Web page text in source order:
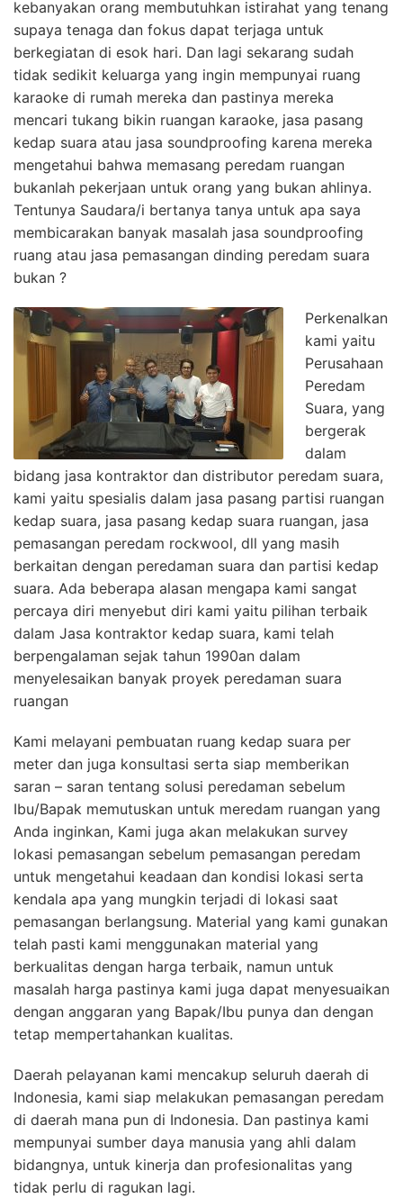
kebanyakan orang membutuhkan istirahat yang tenang
supaya tenaga dan fokus dapat terjaga untuk
berkegiatan di esok hari. Dan lagi sekarang sudah
tidak sedikit keluarga yang ingin mempunyai ruang
karaoke di rumah mereka dan pastinya mereka
mencari tukang bikin ruangan karaoke, jasa pasang
kedap suara atau jasa soundproofing karena mereka
mengetahui bahwa memasang peredam ruangan
bukanlah pekerjaan untuk orang yang bukan ahlinya.
Tentunya Saudara/i bertanya tanya untuk apa saya
membicarakan banyak masalah jasa soundproofing
ruang atau jasa pemasangan dinding peredam suara
bukan ?
Perkenalkan
kami yaitu
Perusahaan
Peredam
Suara, yang
bergerak
dalam
bidang jasa kontraktor dan distributor peredam suara,
kami yaitu spesialis dalam jasa pasang partisi ruangan
kedap suara, jasa pasang kedap suara ruangan, jasa
pemasangan peredam rockwool, dll yang masih
berkaitan dengan peredaman suara dan partisi kedap
suara. Ada beberapa alasan mengapa kami sangat
percaya diri menyebut diri kami yaitu pilihan terbaik
dalam Jasa kontraktor kedap suara, kami telah
berpengalaman sejak tahun 1990an dalam
menyelesaikan banyak proyek peredaman suara
ruangan
Kami melayani pembuatan ruang kedap suara per
meter dan juga konsultasi serta siap memberikan
saran – saran tentang solusi peredaman sebelum
Ibu/Bapak memutuskan untuk meredam ruangan yang
Anda inginkan, Kami juga akan melakukan survey
lokasi pemasangan sebelum pemasangan peredam
untuk mengetahui keadaan dan kondisi lokasi serta
kendala apa yang mungkin terjadi di lokasi saat
pemasangan berlangsung. Material yang kami gunakan
telah pasti kami menggunakan material yang
berkualitas dengan harga terbaik, namun untuk
masalah harga pastinya kami juga dapat menyesuaikan
dengan anggaran yang Bapak/Ibu punya dan dengan
tetap mempertahankan kualitas.
Daerah pelayanan kami mencakup seluruh daerah di
Indonesia, kami siap melakukan pemasangan peredam
di daerah mana pun di Indonesia. Dan pastinya kami
mempunyai sumber daya manusia yang ahli dalam
bidangnya, untuk kinerja dan profesionalitas yang
tidak perlu di ragukan lagi.